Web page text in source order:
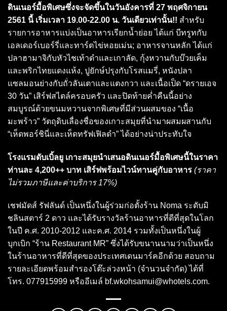
ดินเนอร์มื้อพิเศษซึ่งจะจัดขึ้นในวันอังคารที่ 27 พฤศจิกายน
2561 นี้ เริ่มเวลา 19.00-22.00 น. วันเดียวเท่านั้น!! สำหรับ
รายการอาหารแบ่งเป็นอาหารเรียกน้ำย่อย ได้แก่ บีทรูทกับ
เอลเดอร์เบอร์รี่และทาร์ตไข่หอยเม่น; อาหารจานหลัก ได้แก่
ปลาฮามาจิกับหัวไชเท้าดำและเกาลัด, กุ้งหวานกับบ๊วยเค็ม
และพริกไทยแดงแห้ง, ปูยักษ์ปรุงกับโรสแมรี่, หนังปลา
แซลมอนย่างกับถั่วลันเตาและแตงกวา และเนื้อเป็ด “ดรายเอจ
30 วัน” เสิร์ฟสไตล์ครอบครัว และปิดท้ายค่ำคืนนี้อย่าง
สมบูรณ์ด้วยขนมหวานจากพิเศษที่มีส่วนผสมของ “เนื้อ
มะพร้าว” วัตถุดิบเลื่องชื่อของเกาะสมุยที่นำมาผสมผสานกับ
“เห็ดพอร์ชินี่และเห็ดทรัฟเฟิลดำ” ได้อย่างน่าประทับใจ
โรงแรมดับเบิ้ลยู เกาะสมุยนำเสนอดินเนอร์มื้อพิเศษนี้ในราคา
ท่านละ 4,200++ บาท เสิร์ฟพร้อมไวน์ทานคู่กับอาหาร (ราคา
ไม่รวมภาษีและค่าบริการ 17%)
เชฟมัดส์ รัฟลันด์ เป็นหนึ่งในผู้ร่วมก่อตั้งร้าน Noma ระดับมิ
ชลินสตาร์ 2 ดาว และได้รับรางวัลร้านอาหารที่ดีที่สุดในโลก
ในปี ค.ศ. 2010-2012 และค.ศ. 2014 รวมทั้งเป็นหนึ่งในผู้
บุกเบิก “ร้าน Restaurant MR” ซึ่งได้รับขนานนามว่าเป็นหนึ่ง
ในร้านอาหารที่ดีที่สุดของประเทศเดนมาร์คอีกด้วย สอบถาม
รายละเอียดพร้อมสำรองโต๊ะล่วงหน้า (จำนวนจำกัด) ได้ที่
โทร. 077915999 หรืออีเมล์ bf.wkohsamui@whotels.com.